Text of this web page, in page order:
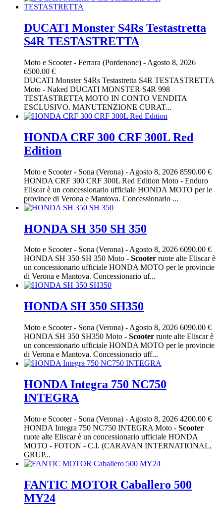
DUCATI Monster S4Rs Testastretta
S4R TESTASTRETTA
Moto e Scooter- Ferrara (Pordenone) - Agosto 8, 2026
6500.00 €
DUCATI Monster S4Rs Testastretta S4R TESTASTRETTA
Moto - Naked DUCATI MONSTER S4R 998
TESTASTRETTA MOTO IN CONTO VENDITA
ESCLUSIVO. MANUTENZIONE CURAT...
HONDA CRF 300 CRF 300L Red
Edition
Moto e Scooter- Sona (Verona) - Agosto 8, 2026 8590.00 €
HONDA CRF 300 CRF 300L Red Edition Moto - Enduro
Eliscar è un concessionario ufficiale HONDA MOTO per le
province di Verona e Mantova. Concessionario ...
HONDA SH 350 SH 350
Moto e Scooter- Sona (Verona) -Agosto 8, 2026 6090.00 €
HONDA SH 350 SH 350 Moto - Scooter ruote alte Eliscar è
un concessionario ufficiale HONDA MOTO per le provincie
di Verona e Mantova. Concessionario uf...
HONDA SH 350 SH350
Moto e Scooter- Sona (Verona) - Agosto 8, 2026 6090.00 €
HONDA SH 350 SH350 Moto - Scooter ruote alte Eliscar è
un concessionario ufficiale HONDA MOTO per le provincie
di Verona e Mantova. Concessionario uff...
HONDA Integra 750 NC750
INTEGRA
Moto e Scooter- Sona (Verona) - Agosto 8, 2026 4200.00 €
HONDA Integra 750 NC750 INTEGRA Moto - Scooter
ruote alte Eliscar è un concessionario ufficiale HONDA
MOTO - FOTON - C.I. (CARAVAN INTERNATIONAL,
GRUP...
FANTIC MOTOR Caballero 500
MY24